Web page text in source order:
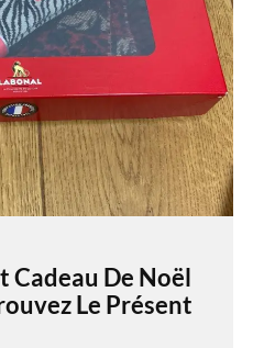
Cadeau De Noël
Le Présent